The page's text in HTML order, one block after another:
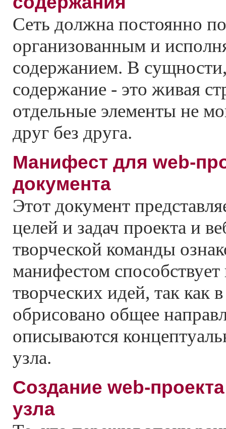
Ceть должна постоянно
организованным и
содержанием. В сущности,
содержание - это живая
отдельные элементы не
друг без друга.
Maнифест для web-
документа
Этот документ
целей и задач проекта и
творческой команды
манифестом
творческих идей, так как
обрисовано общее
описываются
узла.
Создание web-
узла